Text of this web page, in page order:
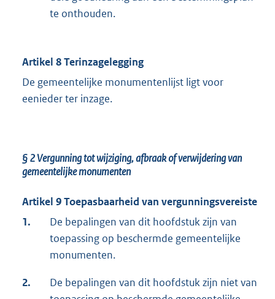
te onthouden.
Artikel 8 Terinzagelegging
De gemeentelijke monumentenlijst ligt voor
eenieder ter inzage.
§ 2Vergunning tot wijziging, afbraak of verwijdering van
gemeentelijke monumenten
Artikel 9 Toepasbaarheid van vergunningsvereiste
1.
De bepalingen van dit hoofdstuk zijn van
toepassing op beschermde gemeentelijke
monumenten.
2.
De bepalingen van dit hoofdstuk zijn niet van